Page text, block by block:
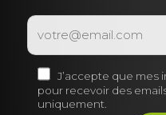
J’accepte que mes
pour recevoir des
uniquement.